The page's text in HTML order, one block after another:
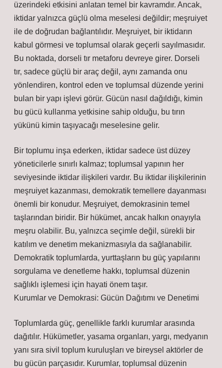
üzerindeki etkisini anlatan temel bir kavramdır. Ancak,
iktidar yalnızca güçlü olma meselesi değildir; meşruiyet
ile de doğrudan bağlantılıdır. Meşruiyet, bir iktidarın
kabul görmesi ve toplumsal olarak geçerli sayılmasıdır.
Bu noktada, dorseli tır metaforu devreye girer. Dorseli
tır, sadece güçlü bir araç değil, aynı zamanda onu
yönlendiren, kontrol eden ve toplumsal düzende yerini
bulan bir yapı işlevi görür. Gücün nasıl dağıldığı, kimin
bu gücü kullanma yetkisine sahip olduğu, bu tırın
yükünü kimin taşıyacağı meselesine gelir.
Bir toplumu inşa ederken, iktidar sadece üst düzey
yöneticilerle sınırlı kalmaz; toplumsal yapının her
seviyesinde iktidar ilişkileri vardır. Bu iktidar ilişkilerinin
meşruiyet kazanması, demokratik temellere dayanması
önemli bir konudur. Meşruiyet, demokrasinin temel
taşlarından biridir. Bir hükümet, ancak halkın onayıyla
meşru olabilir. Bu, yalnızca seçimle değil, sürekli bir
katılım ve denetim mekanizmasıyla da sağlanabilir.
Demokratik toplumlarda, yurttaşların bu güç yapılarını
sorgulama ve denetleme hakkı, toplumsal düzenin
sağlıklı işlemesi için hayati önem taşır.
Kurumlar ve Demokrasi: Gücün Dağıtımı ve Denetimi
Toplumlarda güç, genellikle farklı kurumlar arasında
dağıtılır. Hükümetler, yasama organları, yargı, medyanın
yanı sıra sivil toplum kuruluşları ve bireysel aktörler de
bu gücün parçasıdır. Kurumlar, toplumsal düzenin